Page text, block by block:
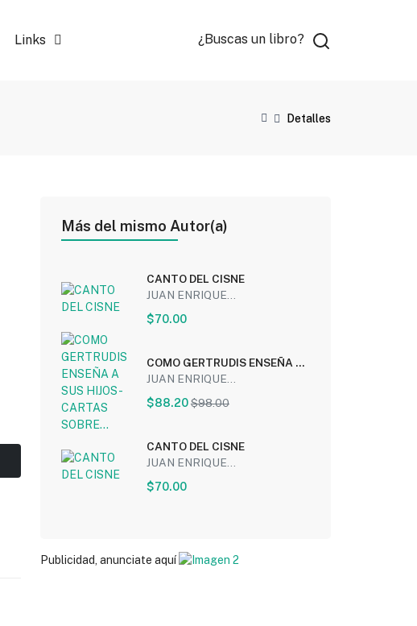
Links ¿Buscas un libro?
Detalles
Más del mismo Autor(a)
CANTO DEL CISNE
JUAN ENRIQUE...
$70.00
COMO GERTRUDIS ENSEÑA A
SUS HIJOS - CARTAS SOBRE...
JUAN ENRIQUE...
$88.20$98.00
CANTO DEL CISNE
JUAN ENRIQUE...
$70.00
Publicidad, anunciate aquí